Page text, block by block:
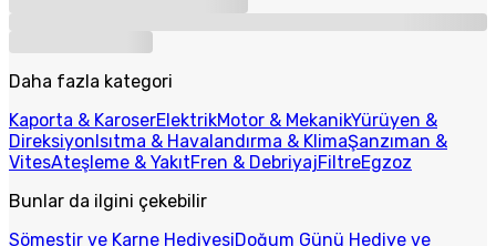
Daha fazla kategori
Kaporta & KaroserElektrikMotor & MekanikYürüyen &
DireksiyonIsıtma & Havalandırma & KlimaŞanzıman &
VitesAteşleme & YakıtFren & DebriyajFiltreEgzoz
Bunlar da ilgini çekebilir
Sömestir ve Karne HediyesiDoğum Günü Hediye ve